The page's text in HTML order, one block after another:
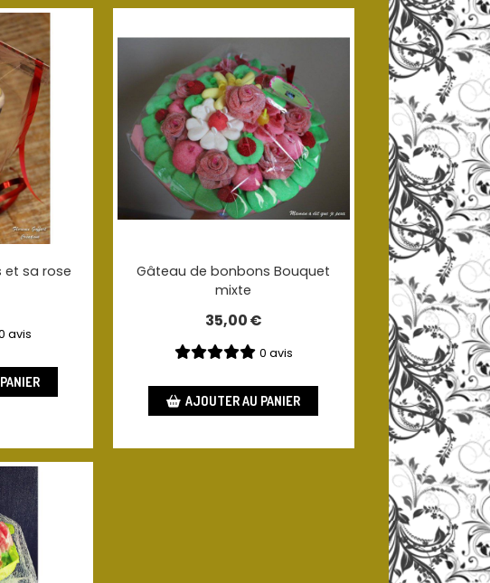
et sa rose
avis
Gâteau de bonbons Bouquet
mixte
35,00€
0 avis
AJOUTER AU PANIER